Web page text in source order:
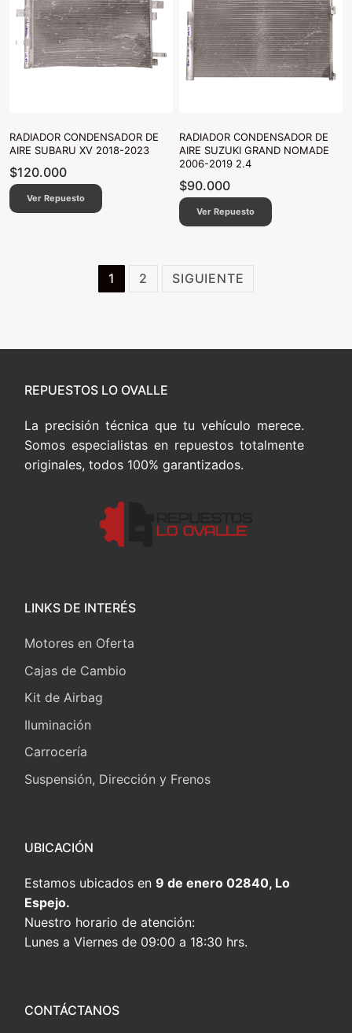
RADIADOR CONDENSADOR DE
AIRE SUBARU XV 2018-2023
$120.000
Ver Repuesto
RADIADOR CONDENSADOR DE
AIRE SUZUKI GRAND NOMADE
2006-2019 2.4
$90.000
Ver Repuesto
Paginación
1 2 SIGUIENTE
REPUESTOS LO OVALLE
La precisión técnica que tu vehículo merece.
Somos especialistas en repuestos totalmente
originales, todos 100% garantizados.
LINKS DE INTERÉS
Motores en Oferta
Cajas de Cambio
Kit de Airbag
Iluminación
Carrocería
Suspensión, Dirección y Frenos
UBICACIÓN
Estamos ubicados en 9 de enero 02840, Lo
Espejo.
Nuestro horario de atención:
Lunes a Viernes de 09:00 a 18:30 hrs.
CONTÁCTANOS